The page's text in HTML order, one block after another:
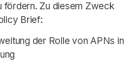
fördern. Zu diesem Zweck
Brief:
der Rolle von APNs in